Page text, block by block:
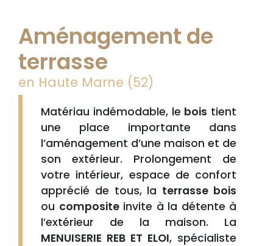
Aménagement de
terrasse
en Haute Marne (52)
Matériau indémodable, le bois tient
une place importante dans
l’aménagement d’une maison et de
son extérieur. Prolongement de
votre intérieur, espace de confort
apprécié de tous, la terrasse bois
ou compositeinvite à la détente à
l’extérieur de la maison. La
MENUISERIE REB ET ELOI, spécialiste